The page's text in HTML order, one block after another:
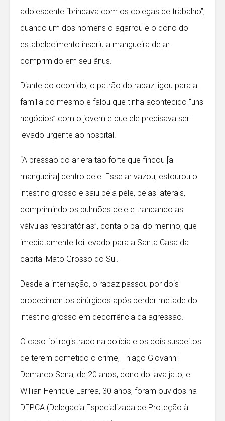
adolescente “brincava com os colegas de trabalho”,
quando um dos homens o agarrou e o dono do
estabelecimento inseriu a mangueira de ar
comprimido em seu ânus.
Diante do ocorrido, o patrão do rapaz ligou para a
família do mesmo e falou que tinha acontecido “uns
negócios” com o jovem e que ele precisava ser
levado urgente ao hospital.
“A pressão do ar era tão forte que fincou [a
mangueira] dentro dele. Esse ar vazou, estourou o
intestino grosso e saiu pela pele, pelas laterais,
comprimindo os pulmões dele e trancando as
válvulas respiratórias”, conta o pai do menino, que
imediatamente foi levado para a Santa Casa da
capital Mato Grosso do Sul.
Desde a internação, o rapaz passou por dois
procedimentos cirúrgicos após perder metade do
intestino grosso em decorrência da agressão.
O caso foi registrado na polícia e os dois suspeitos
de terem cometido o crime, Thiago Giovanni
Demarco Sena, de 20 anos, dono do lava jato, e
Willian Henrique Larrea, 30 anos, foram ouvidos na
DEPCA (Delegacia Especializada de Proteção à